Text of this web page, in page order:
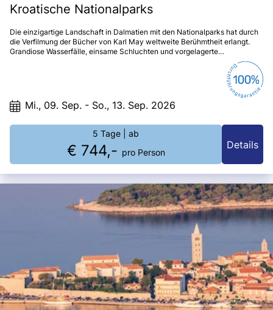
Kroatische Nationalparks
Die einzigartige Landschaft in Dalmatien mit den Nationalparks hat durch
die Verfilmung der Bücher von Karl May weltweite Berühmtheit erlangt.
Grandiose Wasserfälle, einsame Schluchten und vorgelagerte
paradiesische Inseln geben diesem Landstrich eine ganz persönliche Note.
Mi., 09. Sep. - So., 13. Sep. 2026
5 Tage | ab
€ 744,- pro Person
Details